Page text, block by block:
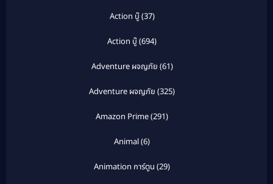
Action บู๊(37)
Action บู๊(694)
Adventure ผจญภัย (61)
Adventure ผจญภัย (325)
Amazon Prime(291)
Animal(6)
Animation การ์ตูน (29)